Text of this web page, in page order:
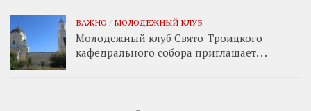
ВАЖНО / МОЛОДЕЖНЫЙ КЛУБ
Молодежный клуб Свято-Троицкого
кафедрального собора приглашает. . .